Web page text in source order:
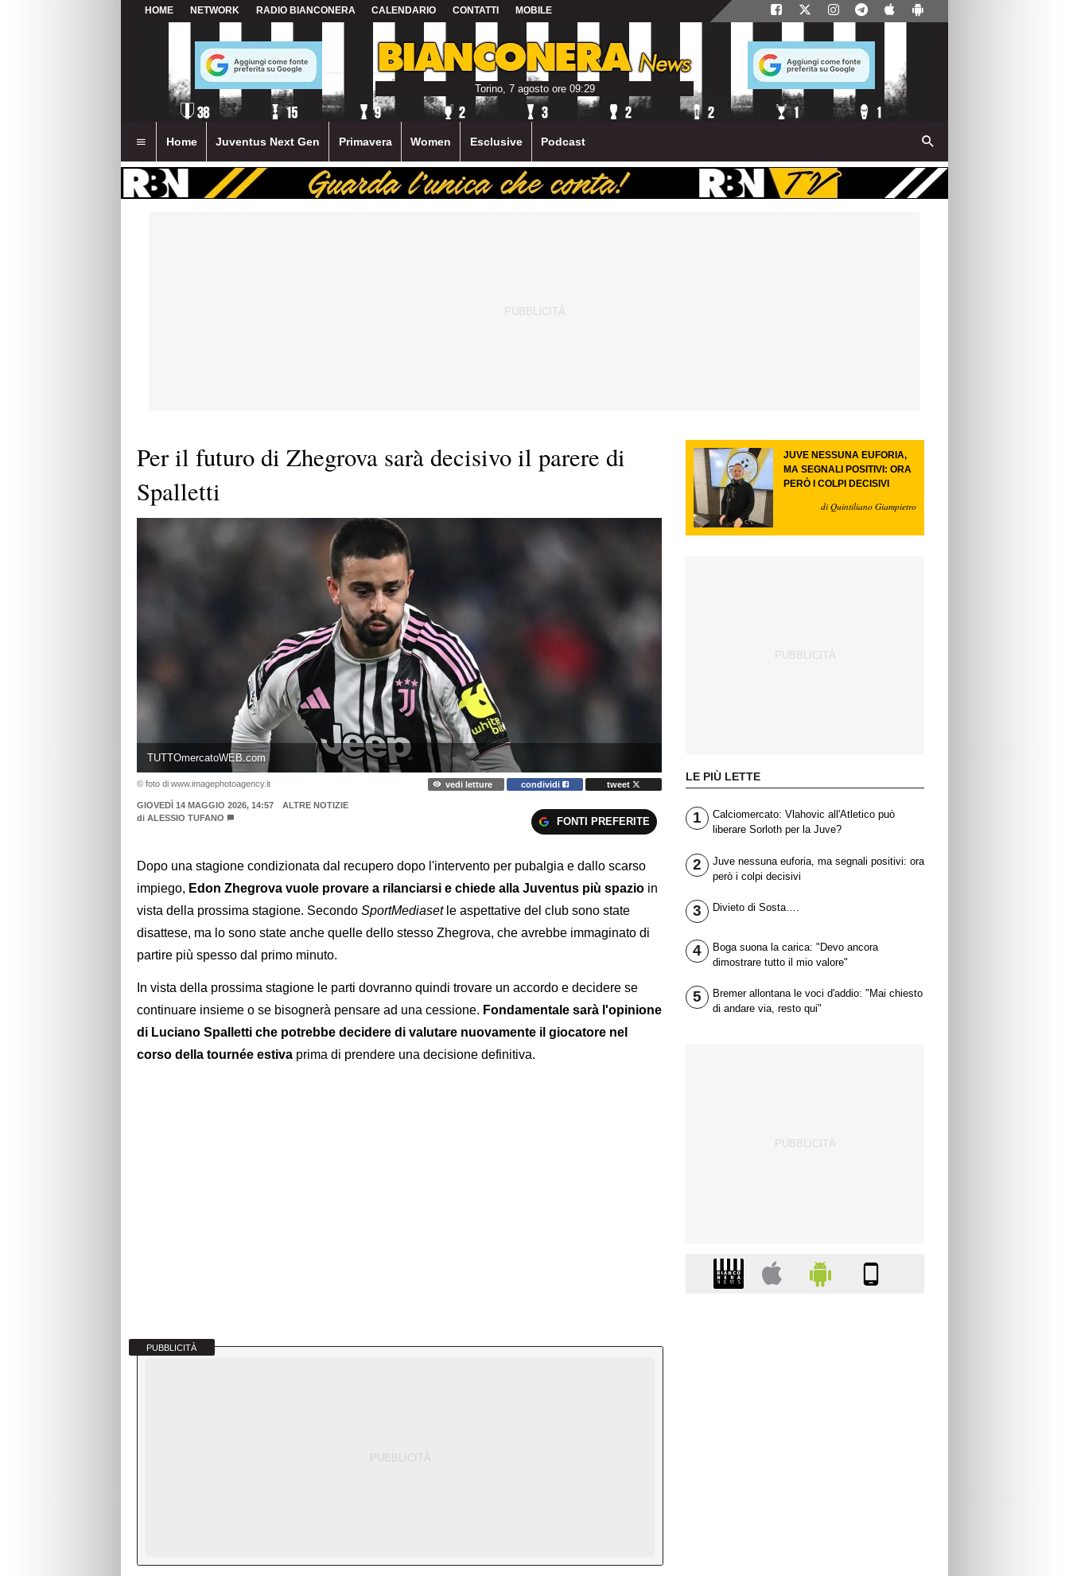
HOME NETWORK RADIO BIANCONERA CALENDARIO CONTATTI MOBILE
Torino, 7 agosto ore 09:29
Home Juventus Next Gen Primavera Women Esclusive Podcast
Per il futuro di Zhegrova sarà decisivo il parere di
Spalletti
TUTTOmercatoWEB.com
© foto di www.imagephotoagency.it vedi letture condividi tweet
GIOVEDÌ 14 MAGGIO 2026, 14:57
ALTRE NOTIZIE
di ALESSIO TUFANO FONTI PREFERITE
Dopo una stagione condizionata dal recupero dopo l'intervento per pubalgia e dallo scarso
impiego, Edon Zhegrova vuole provare a rilanciarsi e chiede alla Juventus più spazio in
vista della prossima stagione. Secondo SportMediasetle aspettative del club sono state
disattese, ma lo sono state anche quelle dello stesso Zhegrova, che avrebbe immaginato di
partire più spesso dal primo minuto.
In vista della prossima stagione le parti dovranno quindi trovare un accordo e decidere se
continuare insieme o se bisognerà pensare ad una cessione. Fondamentale sarà l'opinione
di Luciano Spalletti che potrebbe decidere di valutare nuovamente il giocatore nel
corso della tournée estiva prima di prendere una decisione definitiva.
PUBBLICITÀ
JUVE NESSUNA EUFORIA,
MA SEGNALI POSITIVI: ORA
PERÒ I COLPI DECISIVI
di Quintiliano Giampietro
LE PIÙ LETTE
1
Calciomercato: Vlahovic all'Atletico può
liberare Sorloth per la Juve?
2
Juve nessuna euforia, ma segnali positivi: ora
però i colpi decisivi
3 Divieto di Sosta….
4
Boga suona la carica: "Devo ancora
dimostrare tutto il mio valore"
5
Bremer allontana le voci d'addio: "Mai chiesto
di andare via, resto qui"